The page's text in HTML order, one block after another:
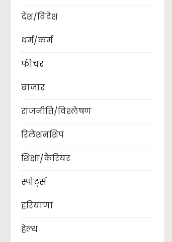
देश/विदेश
धर्म/कर्म
फीचर
बाजार
राजनीति/विश्लेषण
रिलेशनशिप
शिक्षा/कैरियर
स्पोर्ट्स
हरियाणा
हेल्थ